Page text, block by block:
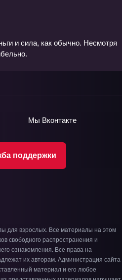
и сила, как обычно. Несмотря
поддержки
Мы Вконтакте
для взрослых. Все материалы на этом
свободного распространения и
ознакомления. Все права на
их авторам. Администрация сайта
материал и его любое